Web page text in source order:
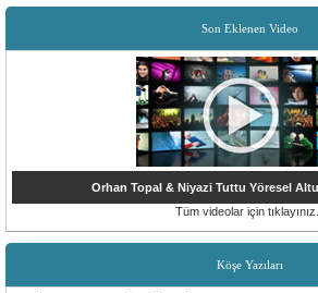
Son Eklenen Video
Orhan Topal & Niyazi Tuttu Yöresel
Tüm videolar için tıklayınız.
Köşe Yazıları